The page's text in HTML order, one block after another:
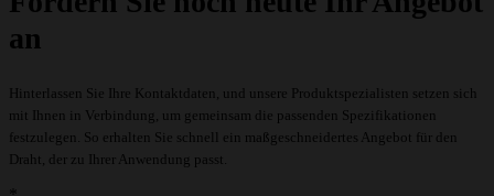
an
Hinterlassen Sie Ihre Kontaktdaten, und unsere Produktspezialisten setzen sich
mit Ihnen in Verbindung, um gemeinsam die passenden Spezifikationen
festzulegen. So erhalten Sie schnell ein maßgeschneidertes Angebot für den
Draht, der zu Ihrer Anwendung passt.